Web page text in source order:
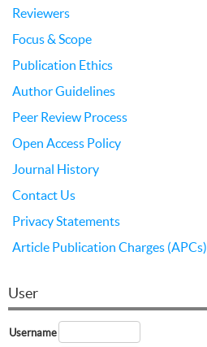
Reviewers
Focus & Scope
Publication Ethics
Author Guidelines
Peer Review Process
Open Access Policy
Journal History
Contact Us
Privacy Statements
Article Publication Charges (APCs)
User
Username